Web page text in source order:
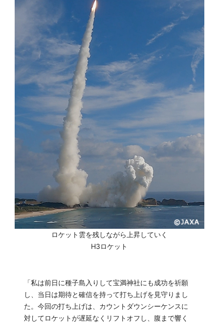
ロケット雲を残しながら上昇していく
H3ロケット
「私は前日に種子島入りして宝満神社にも成功を祈願
し、当日は期待と確信を持って打ち上げを見守りまし
た。今回の打ち上げは、カウントダウンシーケンスに
対してロケットが遅延なくリフトオフし、腹まで響く